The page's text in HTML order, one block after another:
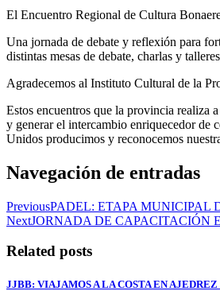
El Encuentro Regional de Cultura
Una jornada de debate y reflexión para
distintas mesas de debate, charlas y
Agradecemos al Instituto Cultural de la
Estos encuentros que la provincia realiza
y generar el intercambio enriquecedor de
Unidos producimos y reconocemos
Navegación de entradas
PreviousPADEL: ETAPA MUNICIPAL
NextJORNADA DE CAPACITACIÓN
Related posts
JJBB: VIAJAMOS A LA COSTA EN